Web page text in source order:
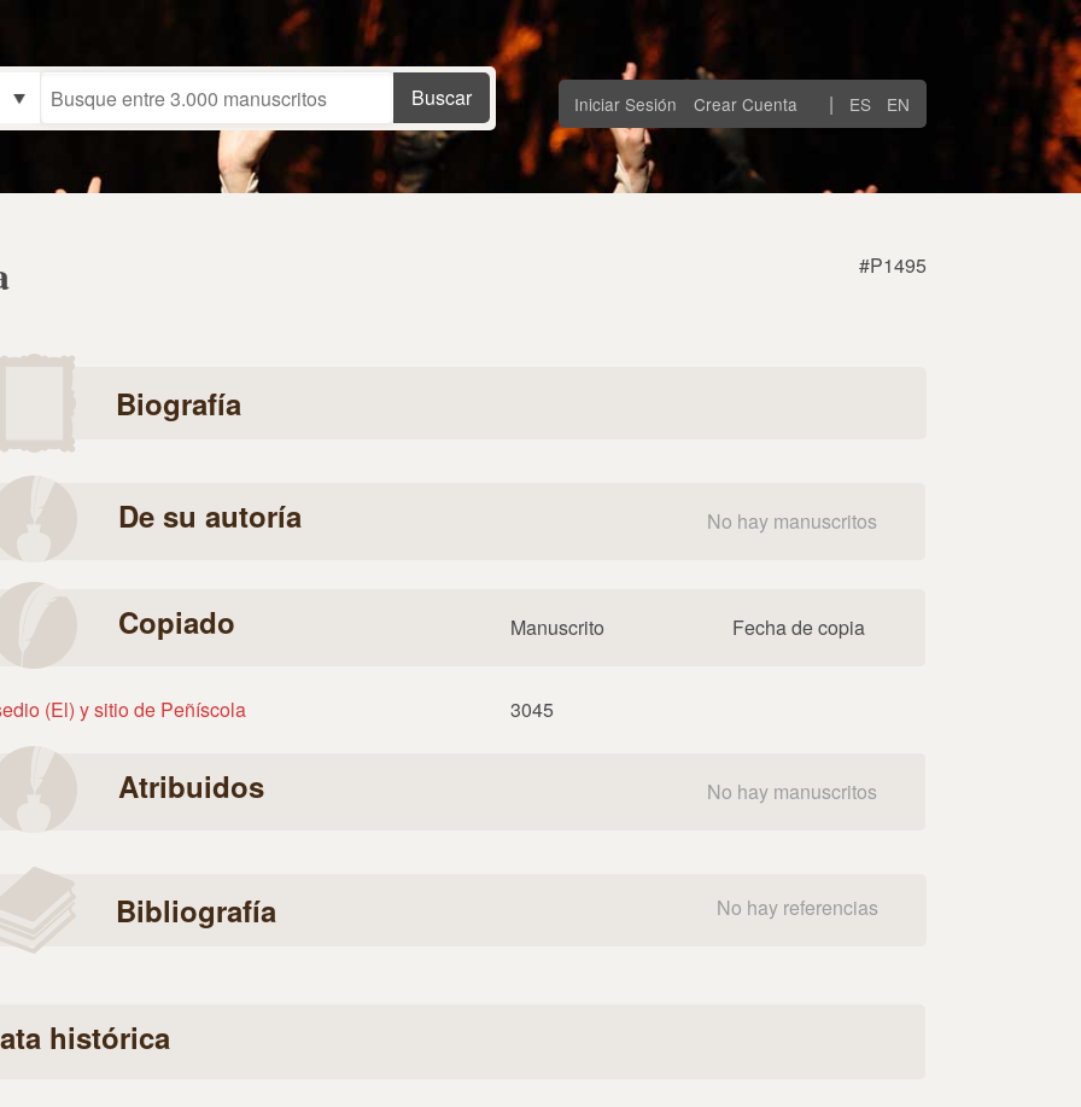
Iniciar Sesión Crear Cuenta | ES EN
#P1495
Biografía
De su autoría No hay manuscritos
Copiado Manuscrito Fecha de copia
(El) y sitio de Peñíscola 3045
Atribuidos No hay manuscritos
Bibliografía No hay referencias
histórica